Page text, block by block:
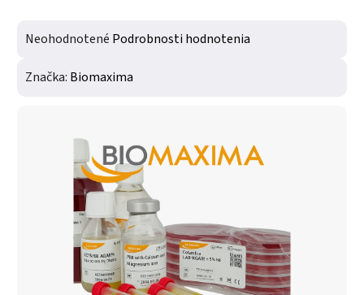
Priemerné hodnotenie produktu je 0,0 z 5 hviezdičiek.
Neohodnotené Podrobnosti hodnotenia
Značka: Biomaxima